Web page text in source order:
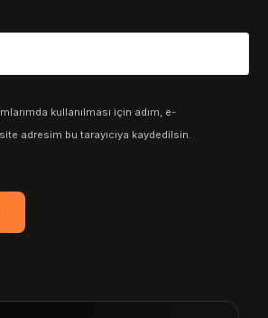
kullanılması için adım, e-
adresim bu tarayıcıya kaydedilsin.